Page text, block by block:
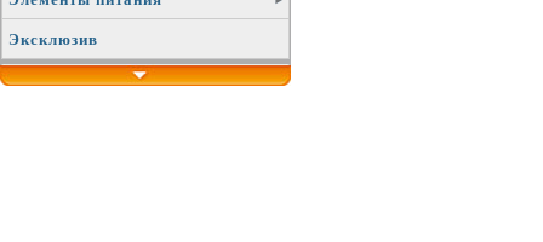
Эксклюзив